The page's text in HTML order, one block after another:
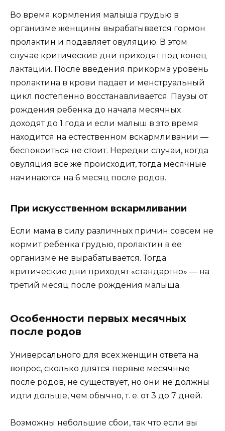
Во время кормления малыша грудью в
организме женщины вырабатывается гормон
пролактин и подавляет овуляцию. В этом
случае критические дни приходят под конец
лактации. После введения прикорма уровень
пролактина в крови падает и менструальный
цикл постепенно восстанавливается. Паузы от
рождения ребенка до начала месячных
доходят до 1 года и если малыш в это время
находится на естественном вскармливании —
беспокоиться не стоит. Нередки случаи, когда
овуляция все же происходит, ­тогда месячные
начинаются на 6 месяц после родов.
При искусственном вскармливании
Если мама в силу различных причин совсем не
кормит ребенка грудью, пролактин в ее
организме не вырабатывается. Тогда
критические дни приходят «стандартно» — на
третий месяц после рождения малыша.
Особенности первых месячных
после родов
Универсального для всех женщин ответа на
вопрос, сколько длятся первые месячные
после родов, не существует, но они не должны
идти дольше, чем обычно, т. е. от 3 до 7 дней.
Возможны небольшие сбои, так что если вы